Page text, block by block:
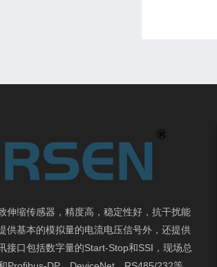
伸缩传感器，精度高，稳定性好，抗干扰能
供基本的模拟量的电流电压信号外，还提供
接口包括数字量的Start-Stop和SSI，现场总